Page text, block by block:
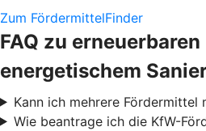
Zum FördermittelFinder
FAQ zu
energetischem
Kann ich mehrere Fördermittel
Wie beantrage ich die KfW-